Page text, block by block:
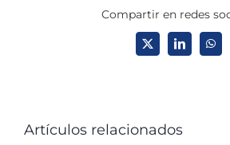
Compartir en redes
X LinkedIn
Artículos relacionados